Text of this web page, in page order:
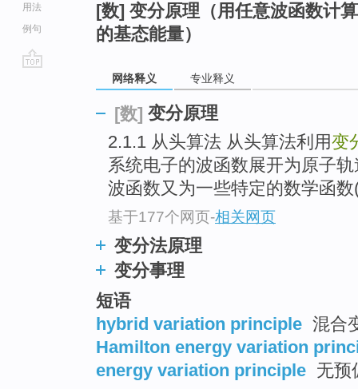
用法
例句
[数] 变分原理（用任意波函数计
的基态能量）
网络释义 专业释义
[数] 变分原理
2.1.1 从头算法 从头算法利用变
系统电子的波函数展开为原子
波函数又为一些特定的数学函
基于177个网页-相关网页
变分法原理
变分事理
短语
hybrid variation principle 混合
Hamilton energy variation
energy variation principle 无预